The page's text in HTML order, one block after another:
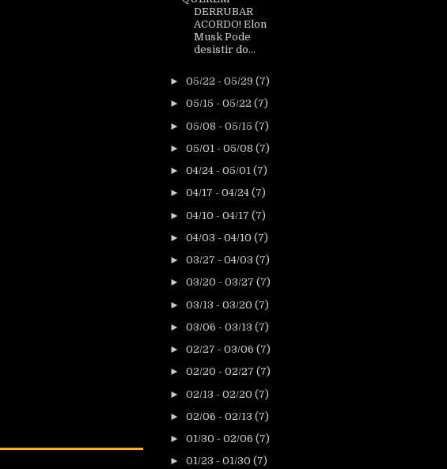
DERRUBAR
ACORDO! Elon
Musk Pode
desistir do...
► 05/22 - 05/29 (7)
► 05/15 - 05/22 (7)
► 05/08 - 05/15 (7)
► 05/01 - 05/08 (7)
► 04/24 - 05/01 (7)
► 04/17 - 04/24 (7)
► 04/10 - 04/17 (7)
► 04/03 - 04/10 (7)
► 03/27 - 04/03 (7)
► 03/20 - 03/27 (7)
► 03/13 - 03/20 (7)
► 03/06 - 03/13 (7)
► 02/27 - 03/06 (7)
► 02/20 - 02/27 (7)
► 02/13 - 02/20 (7)
► 02/06 - 02/13 (7)
► 01/30 - 02/06 (7)
► 01/23 - 01/30 (7)